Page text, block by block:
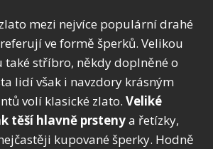
mezi nejvíce populární drahé
ve formě šperků. Velikou
také stříbro, někdy doplněné o
lidí však i navzdory krásným
volí klasické zlato. Veliké
těší hlavně prstenya řetízky,
kupované šperky. Hodně